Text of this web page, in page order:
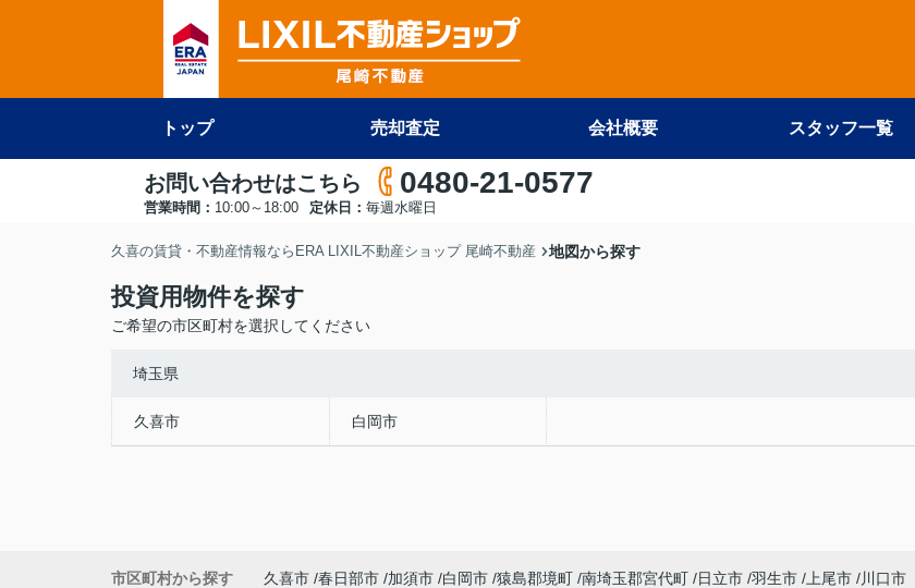
トップ 売却査定 会社概要 スタッフ一覧
お問い合わせはこちら 0480-21-0577
営業時間： 10:00～18:00 定休日： 毎週水曜日
久喜の賃貸・不動産情報ならERA LIXIL不動産ショップ 尾崎不動産 地図から探す
投資用物件を探す
ご希望の市区町村を選択してください
埼玉県
久喜市 白岡市
市区町村から探す 久喜市 春日部市 加須市 白岡市 猿島郡境町 南埼玉郡宮代町 日立市 羽生市 上尾市
川口市